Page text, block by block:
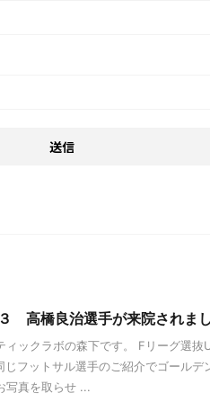
高橋良治選手が来院されま
ィックラボの森下です。 Fリーグ選
フットサル選手のご紹介でゴールデ
写真を取らせ ...